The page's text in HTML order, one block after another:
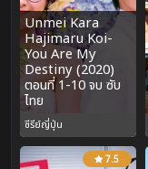
Unmei Kara
Hajimaru Koi-
You Are My
Destiny (2020)
ตอนที่ 1-10 จบ ซับ
ไทย
ซีรีย์ญี่ปุ่น
7.5